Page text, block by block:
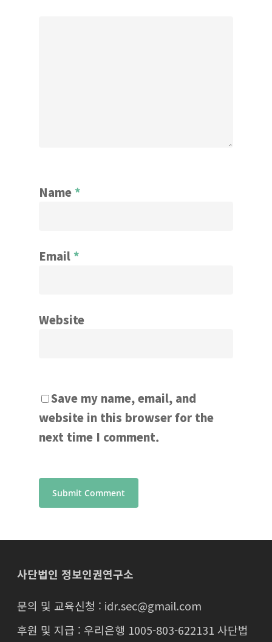
Name *
Email *
Website
Save my name, email, and
website in this browser for the
next time I comment.
사단법인 정보인권연구소
문의 및 교육신청 : idr.sec@gmail.com
후원 및 지급 : 우리은행 1005-803-622131 사단법